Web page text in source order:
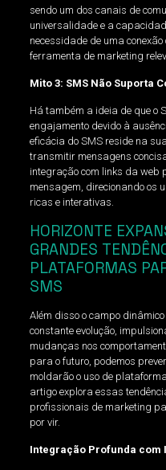
sendo um dos canais de
universalidade e a
necessidade de uma
ferramenta de marketing
Mito 3: SMS Não Suporta
Há também a ideia de que o
engajamento devido à
eficácia do SMS reside na
transmitir mensagens
integração com links da web
mensagem, direcionando os
ricas e interativas.
HORIZONTE
GRANDES
PLATAFORMAS
SMS
Além disso o campo
constante evolução,
mudanças nos
para o futuro, podemos
moldarão o uso de
artigo explora essas
profissionais de marketing
por vir.
Integração Profunda com